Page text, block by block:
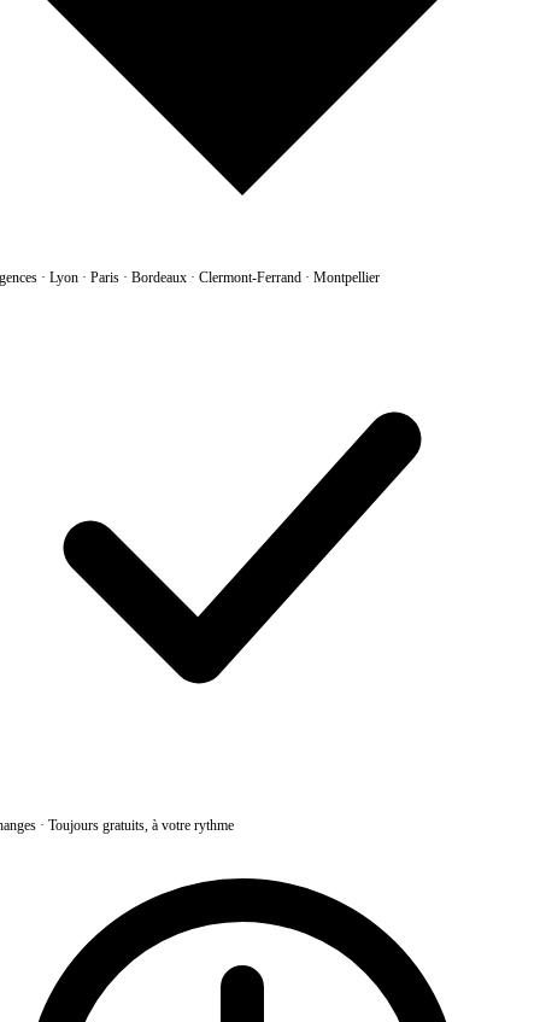
· Lyon · Paris · Bordeaux · Clermont-Ferrand · Montpellier
· Toujours gratuits, à votre rythme